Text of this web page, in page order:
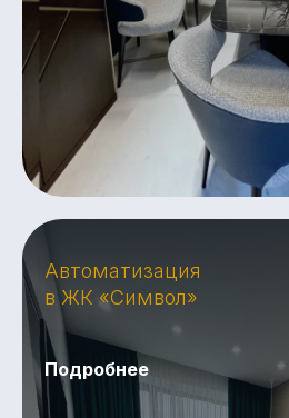
Автоматизация
в ЖК «Символ»
Подробнее